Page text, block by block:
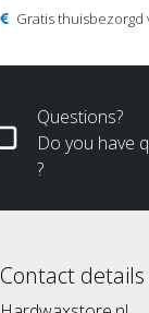
Gratis thuisbezorgd
Questions?
Do you have
?
Contact details